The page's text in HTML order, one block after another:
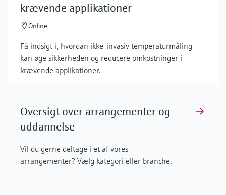
krævende applikationer
Online
Få indsigt i, hvordan ikke-invasiv temperaturmåling
kan øge sikkerheden og reducere omkostninger i
krævende applikationer.
Oversigt over arrangementer og
uddannelse
Vil du gerne deltage i et af vores
arrangementer? Vælg kategori eller branche.